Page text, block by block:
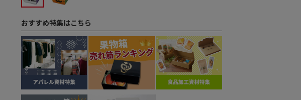
おすすめ特集はこちら